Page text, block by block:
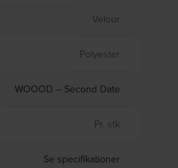
Velour
Polyester
WOOOD – Second Date
Pr. stk
Se specifikationer